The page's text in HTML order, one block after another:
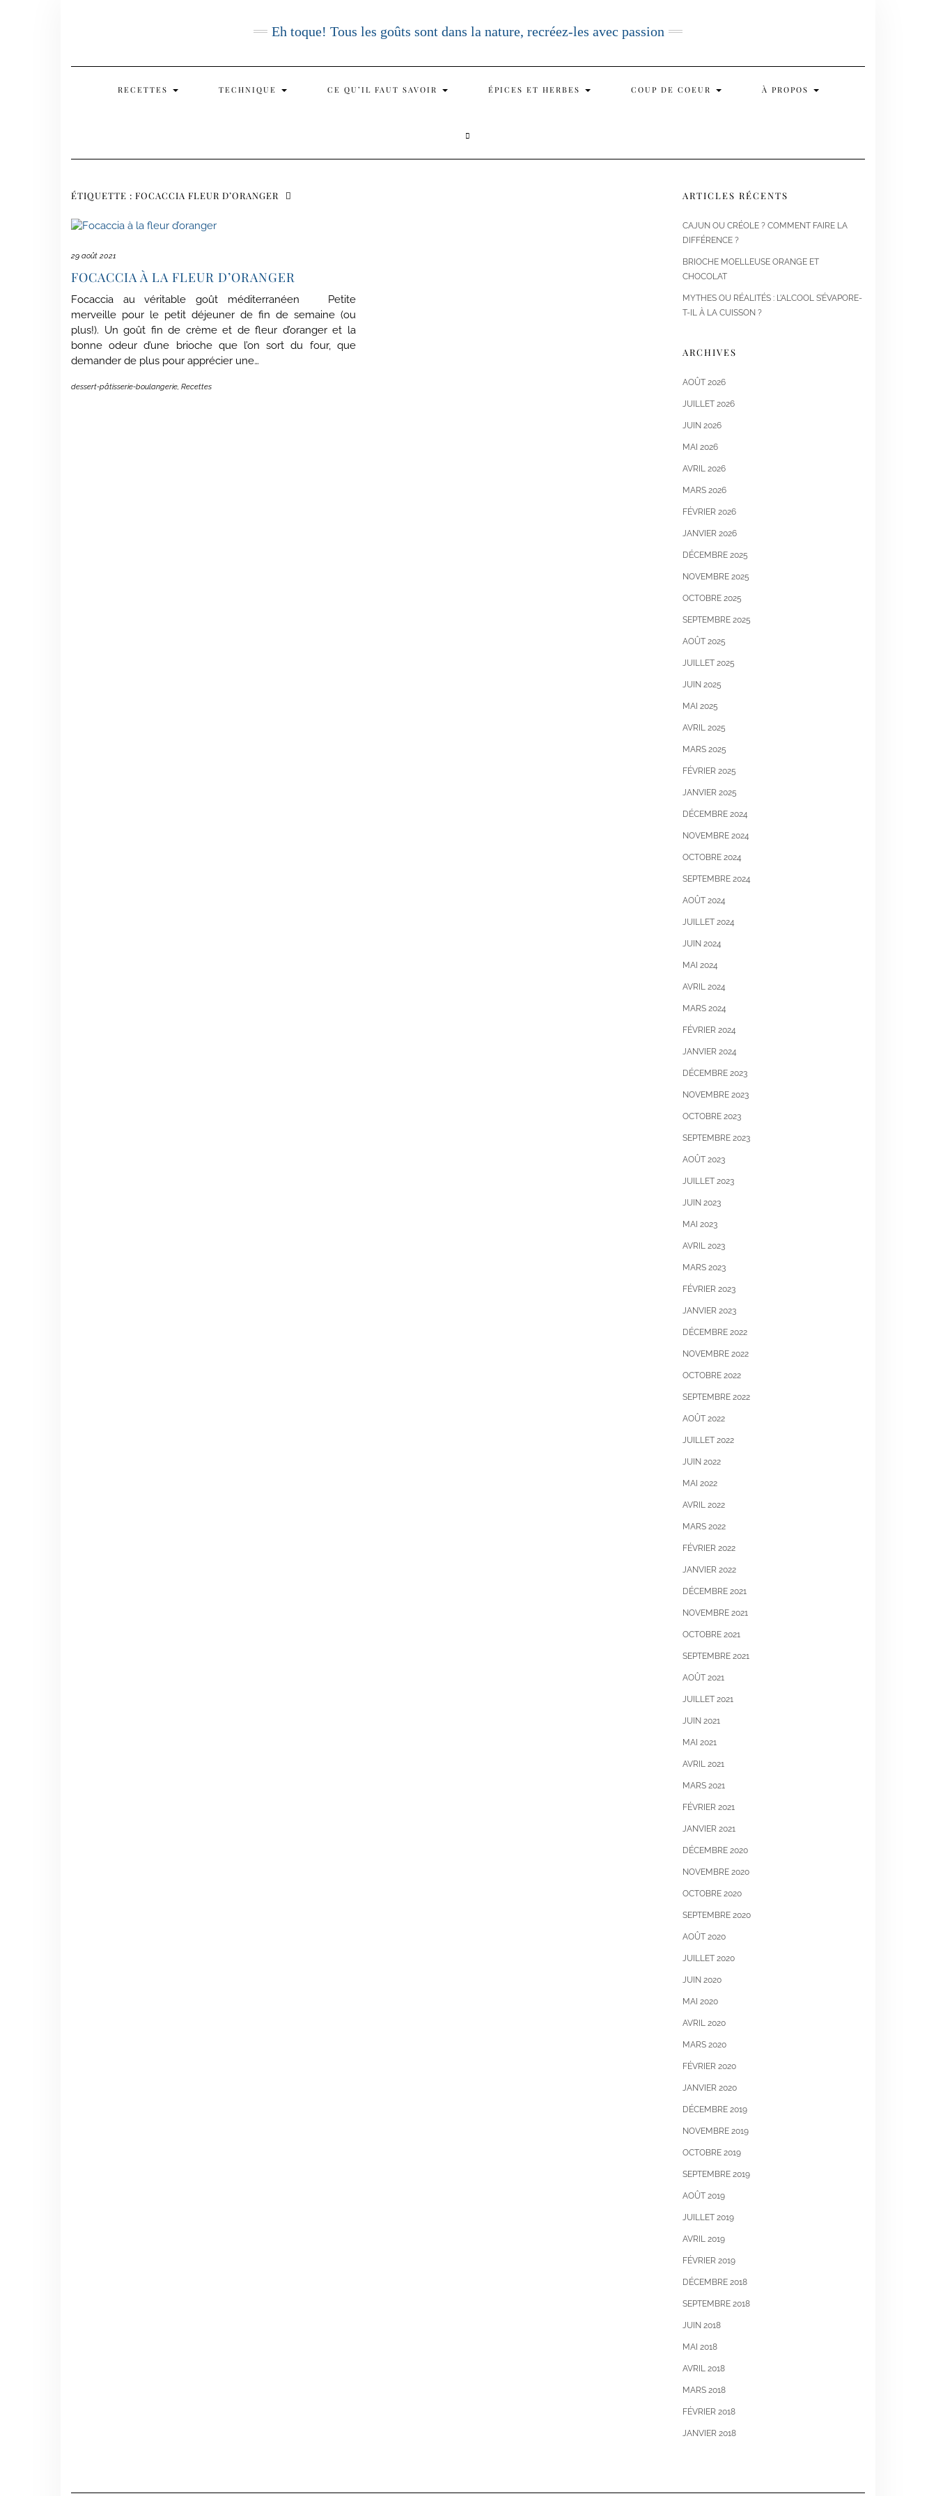
Eh toque! Tous les goûts sont dans la nature, recréez-les avec passion
RECETTES TECHNIQUE CE QU’IL FAUT SAVOIR ÉPICES ET HERBES COUP DE COEUR À PROPOS
ÉTIQUETTE : FOCACCIA FLEUR D’ORANGER
29 août 2021
FOCACCIA À LA FLEUR D’ORANGER
Focaccia au véritable goût méditerranéen Petite
merveille pour le petit déjeuner de fin de semaine (ou
plus!). Un goût fin de crème et de fleur d’oranger et la
bonne odeur d’une brioche que l’on sort du four, que
demander de plus pour apprécier une…
dessert-pâtisserie-boulangerie, Recettes
ARTICLES RÉCENTS
CAJUN OU CRÉOLE ? COMMENT FAIRE LA
DIFFÉRENCE ?
BRIOCHE MOELLEUSE ORANGE ET
CHOCOLAT
MYTHES OU RÉALITÉS : L’ALCOOL S’ÉVAPORE-
T-IL À LA CUISSON ?
ARCHIVES
AOÛT 2026
JUILLET 2026
JUIN 2026
MAI 2026
AVRIL 2026
MARS 2026
FÉVRIER 2026
JANVIER 2026
DÉCEMBRE 2025
NOVEMBRE 2025
OCTOBRE 2025
SEPTEMBRE 2025
AOÛT 2025
JUILLET 2025
JUIN 2025
MAI 2025
AVRIL 2025
MARS 2025
FÉVRIER 2025
JANVIER 2025
DÉCEMBRE 2024
NOVEMBRE 2024
OCTOBRE 2024
SEPTEMBRE 2024
AOÛT 2024
JUILLET 2024
JUIN 2024
MAI 2024
AVRIL 2024
MARS 2024
FÉVRIER 2024
JANVIER 2024
DÉCEMBRE 2023
NOVEMBRE 2023
OCTOBRE 2023
SEPTEMBRE 2023
AOÛT 2023
JUILLET 2023
JUIN 2023
MAI 2023
AVRIL 2023
MARS 2023
FÉVRIER 2023
JANVIER 2023
DÉCEMBRE 2022
NOVEMBRE 2022
OCTOBRE 2022
SEPTEMBRE 2022
AOÛT 2022
JUILLET 2022
JUIN 2022
MAI 2022
AVRIL 2022
MARS 2022
FÉVRIER 2022
JANVIER 2022
DÉCEMBRE 2021
NOVEMBRE 2021
OCTOBRE 2021
SEPTEMBRE 2021
AOÛT 2021
JUILLET 2021
JUIN 2021
MAI 2021
AVRIL 2021
MARS 2021
FÉVRIER 2021
JANVIER 2021
DÉCEMBRE 2020
NOVEMBRE 2020
OCTOBRE 2020
SEPTEMBRE 2020
AOÛT 2020
JUILLET 2020
JUIN 2020
MAI 2020
AVRIL 2020
MARS 2020
FÉVRIER 2020
JANVIER 2020
DÉCEMBRE 2019
NOVEMBRE 2019
OCTOBRE 2019
SEPTEMBRE 2019
AOÛT 2019
JUILLET 2019
AVRIL 2019
FÉVRIER 2019
DÉCEMBRE 2018
SEPTEMBRE 2018
JUIN 2018
MAI 2018
AVRIL 2018
MARS 2018
FÉVRIER 2018
JANVIER 2018